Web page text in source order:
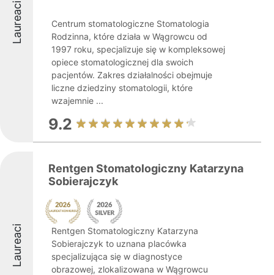
Laureaci
Centrum stomatologiczne Stomatologia
Rodzinna, które działa w Wągrowcu od
1997 roku, specjalizuje się w kompleksowej
opiece stomatologicznej dla swoich
pacjentów. Zakres działalności obejmuje
liczne dziedziny stomatologii, które
wzajemnie ...
9.2
Laureaci
Rentgen Stomatologiczny Katarzyna
Sobierajczyk
Rentgen Stomatologiczny Katarzyna
Sobierajczyk to uznana placówka
specjalizująca się w diagnostyce
obrazowej, zlokalizowana w Wągrowcu